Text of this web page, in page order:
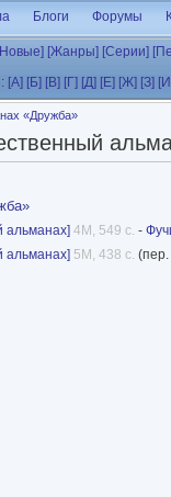
Блоги Форумы
[Жанры] [Серии]
[А] [Б] [В] [Г] [Д] [Е] [Ж] [З]
«Дружба»
альманах] 4M, 549 с. -
альманах] 5M, 438 с. (пер.